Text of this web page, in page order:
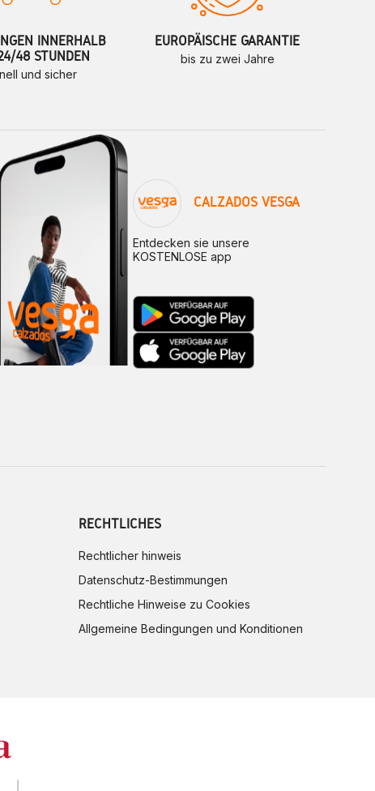
INNERHALB
48 STUNDEN
und sicher
EUROPÄISCHE GARANTIE
bis zu zwei Jahre
CALZADOS VESGA
Entdecken sie unsere
KOSTENLOSE app
RECHTLICHES
Rechtlicher hinweis
Datenschutz-Bestimmungen
Rechtliche Hinweise zu Cookies
Allgemeine Bedingungen und Konditionen